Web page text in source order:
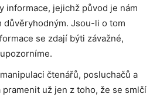
informace, jejichž původ je nám
důvěryhodným. Jsou-li o tom
se zdají býti závažné,
čtenářů, posluchačů a
pramenit už jen z toho, že se smlčí